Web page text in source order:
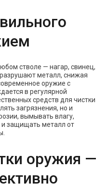
стволе — нагар, свинец,
металл, снижая
оружие с
в регулярной
средств для чистки
загрязнения, но и
вымывать влагу,
защищать металл от
оружия —